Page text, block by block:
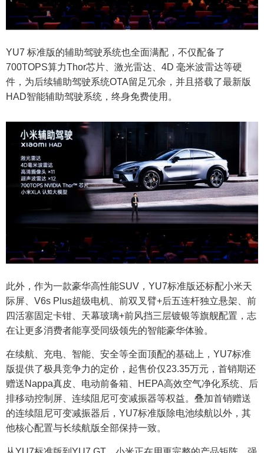
YU7 标准版的辅助驾驶系统也全面满配，不仅配备了
700TOPS算力Thor芯片、激光雷达、4D 毫米波雷达等硬
件，为后续辅助驾驶系统OTA留足冗余，并且搭载了最新版
HAD智能辅助驾驶系统，终身免费使用。
此外，作为一款豪华高性能SUV，YU7标准版还标配小米天
际屏、V6s Plus超级电机、前双叉臂+后五连杆独立悬架、前
四活塞固定卡钳、天幕玻璃+前风挡三层镀银等旗舰配置，志
在让更多消费者能享受同级领先的智能豪华体验。
在续航、充电、智能、安全等全面顶配的基础上，YU7标准
版提供了极具竞争力的定价，起售价仅23.35万元，首销期还
赠送Nappa真皮、电动前备箱、HEPA高效空气净化系统、后
排移动控制屏、连续阻尼可变减振器等权益。叠加首销赠送
的连续阻尼可变减振器后，YU7标准版除电池续航以外，其
他核心配置与长续航版全部保持一致。